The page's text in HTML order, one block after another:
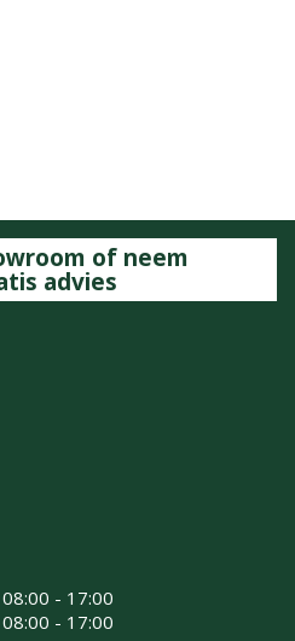
of neem
advies
08:00 - 17:00
08:00 - 17:00